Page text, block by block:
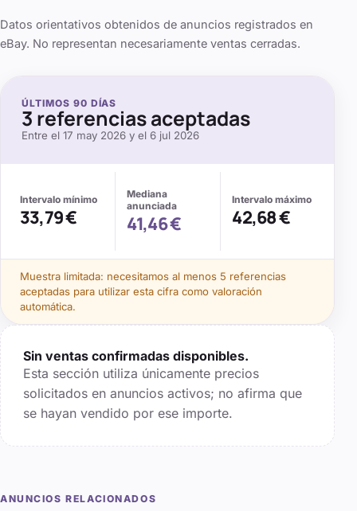
Datos orientativos obtenidos de anuncios registrados en
eBay. No representan necesariamente ventas cerradas.
ÚLTIMOS 90 DÍAS
3 referencias aceptadas
Entre el 17 may 2026 y el 6 jul 2026
Intervalo mínimo
33,79 €
Mediana
anunciada
41,46 €
Intervalo máximo
42,68 €
Muestra limitada: necesitamos al menos 5 referencias
aceptadas para utilizar esta cifra como valoración
automática.
Sin ventas confirmadas disponibles.
Esta sección utiliza únicamente precios
solicitados en anuncios activos; no afirma que
se hayan vendido por ese importe.
ANUNCIOS RELACIONADOS